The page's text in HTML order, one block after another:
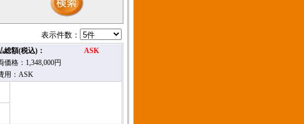
表示件数：
総額(税込)：
ASK
価格：1,348,000円
用：ASK